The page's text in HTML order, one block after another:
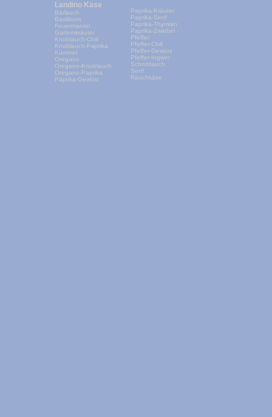
Landino Käse
Bärlauch
Basilikum
Feuermantel
Gartemkräuter
Knoblauch-Chili
Knoblauch-Paprika
Kümmel
Oregano
Oregano-Knoblauch
Oregano-Paprika
Paprika-Gewürz
Paprika-Kräuter
Paprika-Senf
Paprika-Thymian
Paprika-Zwiebel
Pfeffer
Pfeffer-Chili
Pfeffer-Gewürz
Pfeffer-Ingwer
Schnittlauch
Senf
Rauchkäse